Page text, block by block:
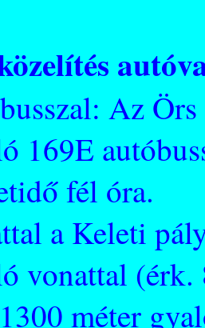
Az
169E
fél óra.
a Keleti
vonattal
méter